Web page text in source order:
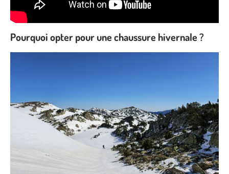
Pourquoi opter pour une chaussure hivernale ?